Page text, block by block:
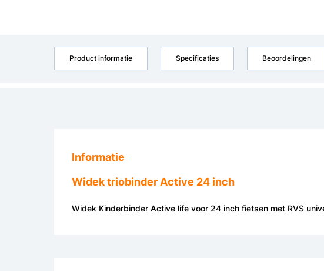
Product informatie Specificaties Beoordelingen
Informatie
Widek triobinder Active 24 inch
Widek Kinderbinder Active life voor 24 inch fietsen met RVS